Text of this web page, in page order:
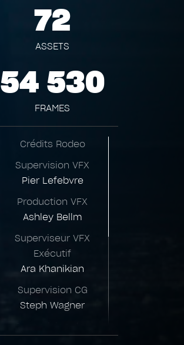
72
ASSETS
54 530
FRAMES
Crédits Rodeo
Supervision VFX
Pier Lefebvre
Production VFX
Ashley Bellm
Superviseur VFX
Exécutif
Ara Khanikian
Supervision CG
Steph Wagner